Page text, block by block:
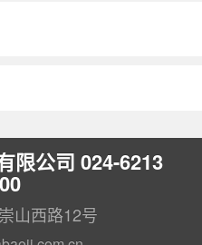
限公司 024-6213
山西路12号